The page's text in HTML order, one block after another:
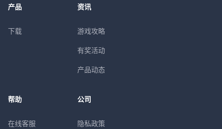
产品
下载
资讯
游戏攻略
有奖活动
产品动态
帮助
在线客服
公司
隐私政策